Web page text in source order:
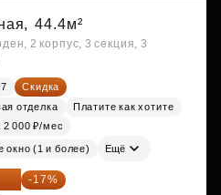
44.4м²
2 корпус, 3 секция, 3
Скидка
отделка
Платите как хотите
2 000 ₽/мес
окно (1 и более) Ещё
₽ -17%